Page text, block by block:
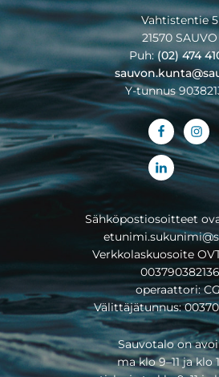
Vahtistentie 5
21570 SAUVO
Puh:(02) 474
Y-tunnus
Sähköpostiosoitteet
Verkkolaskuosoite
003790382136
operaattori:
Välittäjätunnus:
Sauvotalo on
ma klo 9–11 ja klo